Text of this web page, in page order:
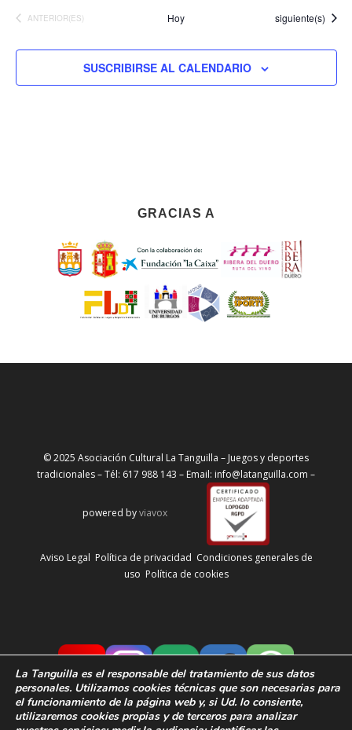
EVENTOS
ANTERIOR(ES) Hoy Eventos
siguiente(s)
SUSCRIBIRSE AL CALENDARIO
GRACIAS A
© 2025 Asociación Cultural La Tanguilla – Juegos y deportes
tradicionales – Tél: 617 988 143 – Email: info@latanguilla.com –
powered byviavox
Aviso Legal Política de privacidad Condiciones generales de
uso Política de cookies
La Tanguilla es el responsable del tratamiento de sus datos
personales. Utilizamos cookies técnicas que son necesarias para
el funcionamiento de la página web y, si Ud. lo consiente,
utilizaremos cookies propias y de terceros para analizar